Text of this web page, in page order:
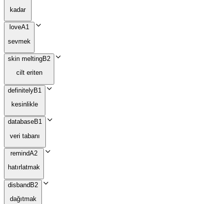
kadar
loveA1
sevmek
skin meltingB2
cilt eriten
definitelyB1
kesinlikle
databaseB1
veri tabanı
remindA2
hatırlatmak
disbandB2
dağıtmak